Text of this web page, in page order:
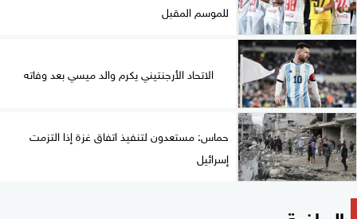
للموسم المقبل
الاتحاد الأرجنتيني يكرم والد ميسي بعد وفاته
حماس: مستعدون لتنفيذ اتفاق غزة إذا التزمت
إسرائيل